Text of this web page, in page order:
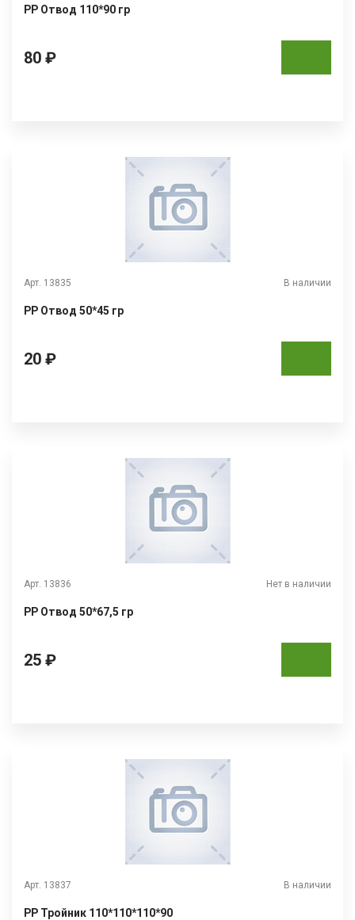
РР Отвод 110*90 гр
80 ₽
Арт. 13835 В наличии
РР Отвод 50*45 гр
20 ₽
Арт. 13836 Нет в наличии
РР Отвод 50*67,5 гр
25 ₽
Арт. 13837 В наличии
РР Тройник 110*110*110*90